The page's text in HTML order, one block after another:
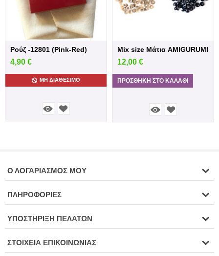
Ρούζ -12801 (Pink-Red)
4,90 €
ΜΗ ΔΙΑΘΈΣΙΜΟ
Mix size Μάτια AMIGURUMI
12,00 €
ΠΡΟΣΘΉΚΗ ΣΤΟ ΚΑΛΆΘΙ
Ο ΛΟΓΑΡΙΑΣΜΌΣ ΜΟΥ
ΠΛΗΡΟΦΟΡΊΕΣ
ΥΠΟΣΤΉΡΙΞΗ ΠΕΛΑΤΏΝ
ΣΤΟΙΧΕΊΑ ΕΠΙΚΟΙΝΩΝΊΑΣ